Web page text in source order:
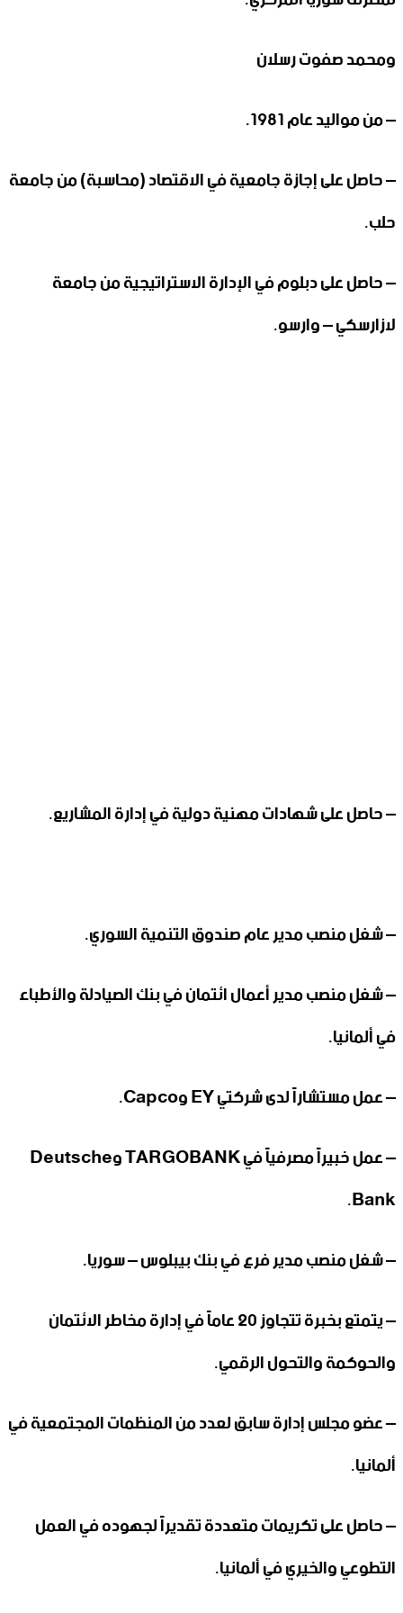
ومحمد صفوت رسلان
– من مواليد عام 1981.
– حاصل على إجازة جامعية في الاقتصاد (محاسبة) من جامعة
حلب.
– حاصل على دبلوم في الإدارة الاستراتيجية من جامعة
لازارسكي – وارسو.
– حاصل على شهادات مهنية دولية في إدارة المشاريع.
– شغل منصب مدير عام صندوق التنمية السوري.
– شغل منصب مدير أعمال ائتمان في بنك الصيادلة والأطباء
في ألمانيا.
– عمل مستشاراً لدى شركتي EY وCapco.
– عمل خبيراً مصرفياً في TARGOBANK وDeutsche
Bank.
– شغل منصب مدير فرع في بنك بيبلوس – سوريا.
– يتمتع بخبرة تتجاوز 20 عاماً في إدارة مخاطر الائتمان
والحوكمة والتحول الرقمي.
– عضو مجلس إدارة سابق لعدد من المنظمات المجتمعية في
ألمانيا.
– حاصل على تكريمات متعددة تقديراً لجهوده في العمل
التطوعي والخيري في ألمانيا.